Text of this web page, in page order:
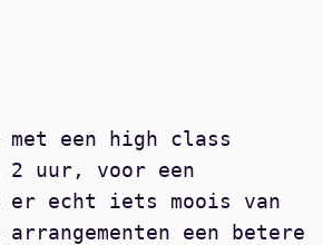
met een high class
uur, voor een
er echt iets moois van
een betere